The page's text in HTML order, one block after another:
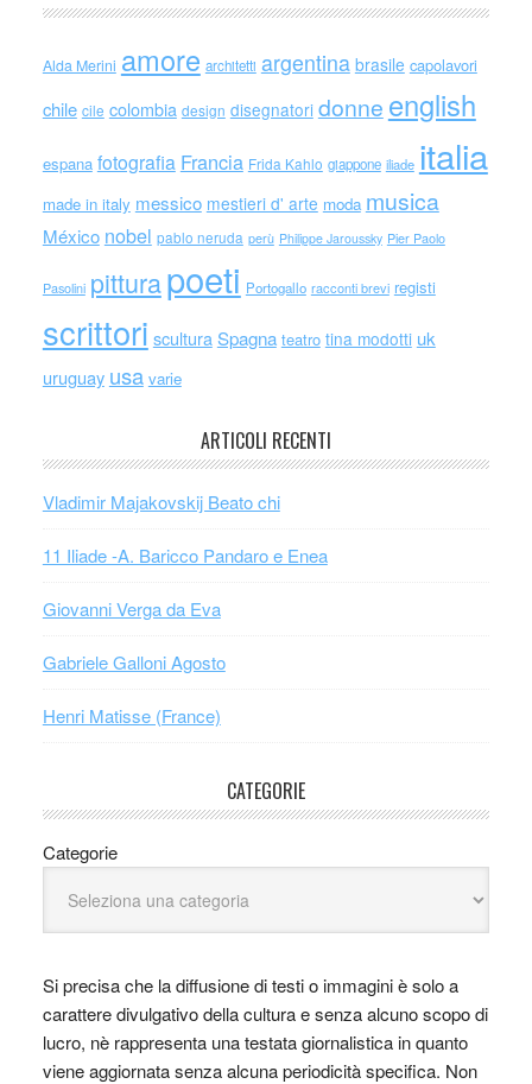
Alda Merini amore architetti argentina brasile capolavori
chile cile colombia design disegnatori donne english
espana fotografia Francia Frida Kahlo giappone iliade italia
made in italy messico mestieri d' arte moda musica
México nobel pablo neruda perù Philippe Jaroussky Pier Paolo
Pasolini pitturapoeti Portogallo racconti brevi registi
scrittori scultura Spagna teatro tina modotti uk
uruguay usa varie
ARTICOLI RECENTI
Vladimir Majakovskij Beato chi
11 Iliade -A. Baricco Pandaro e Enea
Giovanni Verga da Eva
Gabriele Galloni Agosto
Henri Matisse (France)
CATEGORIE
Categorie
Si precisa che la diffusione di testi o immagini è solo a
carattere divulgativo della cultura e senza alcuno scopo di
lucro, nè rappresenta una testata giornalistica in quanto
viene aggiornata senza alcuna periodicità specifica. Non